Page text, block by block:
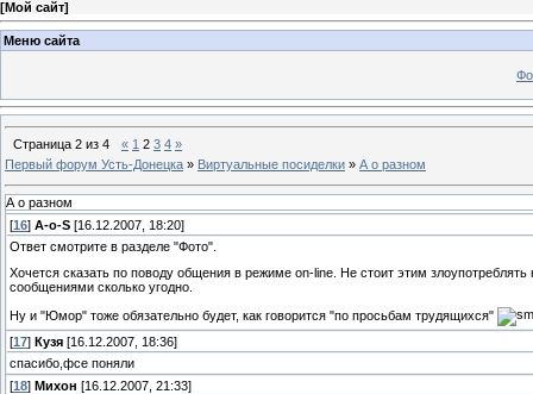
[Мой сайт]
Меню сайта
Страница 2 из 4 « 1 2 3 4 »
Первый форум Усть-Донецка » Виртуальные посиделки » А о разном
А о разном
[16] A-o-S [16.12.2007, 18:20]
Ответ смотрите в разделе "Фото".
Хочется сказать по поводу общения в режиме on-line. Не стоит этим
сообщениями сколько угодно.
Ну и "Юмор" тоже обязательно будет, как говорится "по просьбам трудящихся"
[17] Кузя [16.12.2007, 18:36]
спасибо,фсе поняли
[18] Михон [16.12.2007, 21:33]